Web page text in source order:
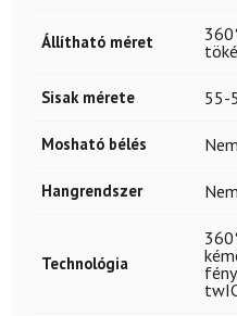
Állítható méret
Sisak mérete 55-
Mosható bélés Nem
Hangrendszer Nem
Technológia